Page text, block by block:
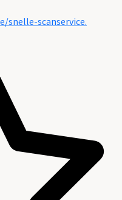
snelle-scanservice.